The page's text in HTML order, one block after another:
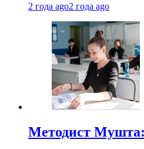
2 года ago2 года ago
Методист Мушта: